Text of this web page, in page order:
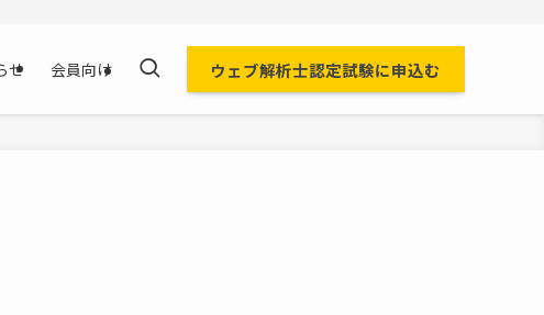
せ 会員向け ウェブ解析士認定試験に申込む